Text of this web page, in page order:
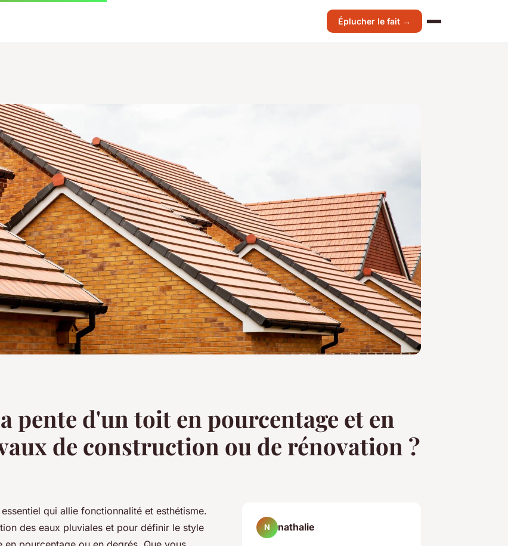
Éplucher le fait →
pente d'un toit en pourcentage et en
de construction ou de rénovation ?
qui allie fonctionnalité et esthétisme.
des eaux pluviales et pour définir le style
N nathalie